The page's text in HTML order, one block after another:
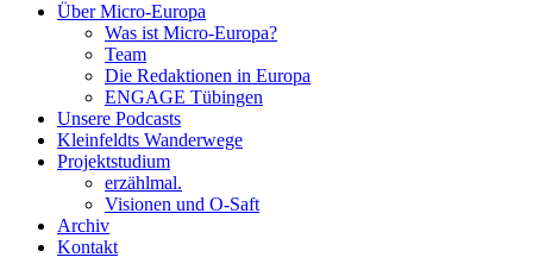
Über Micro-Europa
Was ist Micro-Europa?
Team
Die Redaktionen in Europa
ENGAGE Tübingen
Unsere Podcasts
Kleinfeldts Wanderwege
Projektstudium
erzählmal.
Visionen und O-Saft
Archiv
Kontakt